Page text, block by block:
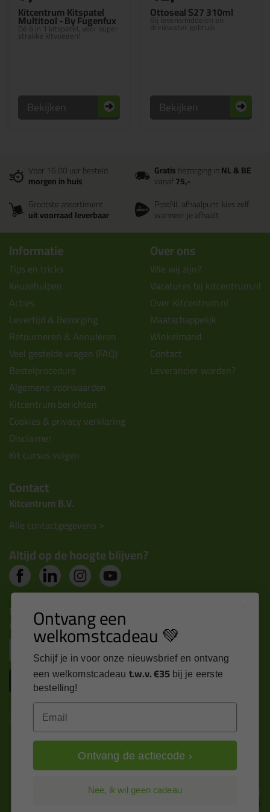
Kitcentrum Kitspatel
Multitool - By Fugenfux
Dé 6 in 1 kitspatel, voor super
strakke kitvoegen!
Bekijken
Ottoseal S27 310ml
Bij levensmiddelen en
drinkwater gebruik
Bekijken
Voor 16:00 uur besteld
morgen in huis
Gratisbezorging inNL & BE
vanaf75,-
Grootste assortiment
uit voorraad leverbaar
PostNL afhaalpunt: kies zelf
wanneer je afhaalt
Informatie
Tips en tricks
Keuzehulpen
Acties
Levertijd & Bezorging
Retourneren & Annuleren
Veel gestelde vragen (FAQ)
Bestelprocedure
Algemene voorwaarden
Kitcentrum berichten
Cookies & privacy verklaring
Disclaimer
Kit cursus volgen
Over ons
Wie wij zijn?
Vacatures bij kitcentrum.nl
Over Kitcentrum.nl
Maatschappelijk
Winkelmand
Contact
Leverancier worden?
Contact
Kitcentrum B.V.
Alle contactgegevens >
Altijd op de hoogte blijven?
Nieuws, tips en exclusieve deals rechtstreeks in je
inbox
Inschrijven
Kitcentrum is trots op:
Alle prijzen zijn in EURO en excl. 21% BTW
wijzig naar incl. BTW
Ontvang een
welkomstcadeau 💚
Schijf je in voor onze nieuwsbrief en ontvang
een welkomstcadeau t.w.v. €35 bij je eerste
bestelling!
Email
Ontvang de actiecode ›
Nee, ik wil geen cadeau